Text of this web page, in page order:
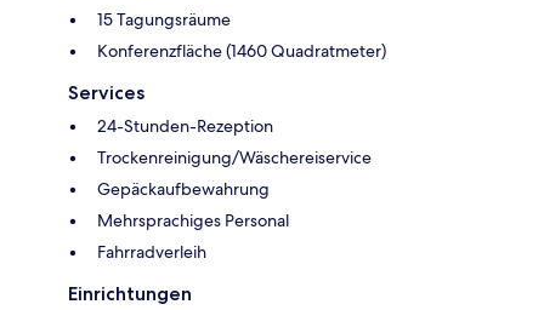
15 Tagungsräume
Konferenzfläche (1460 Quadratmeter)
Services
24-Stunden-Rezeption
Trockenreinigung/Wäschereiservice
Gepäckaufbewahrung
Mehrsprachiges Personal
Fahrradverleih
Einrichtungen